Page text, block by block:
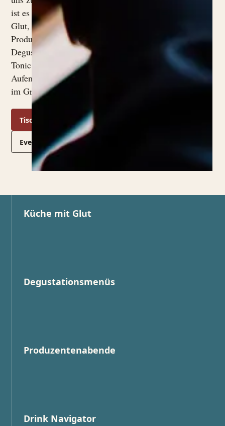
ist es ein Abendessen mit
Glut, manchmal ein
Produzentenabend, ein
Degustationsmenü, ein Bitter
Tonic vor dem Essen oder ein
Aufenthalt mit Abendessen
im Grünen.
Tisch buchen
Events ansehen
Küche mit Glut
Degustationsmenüs
Produzentenabende
Drink Navigator